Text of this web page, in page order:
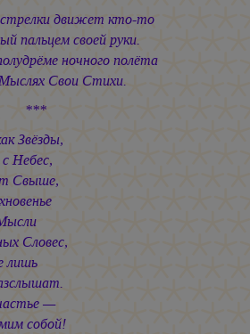
движет кто-то
пальцем своей руки.
ночного полёта
Свои Стихи.
Звёзды,
Небес,
Свыше,
Словес,
лишь
—
собой!